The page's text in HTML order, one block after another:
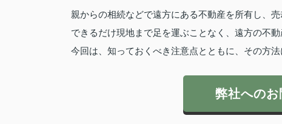
親からの相続などで遠方にある不動産を所有し、
できるだけ現地まで足を運ぶことなく、遠方の不
今回は、知っておくべき注意点とともに、その方
弊社へのお